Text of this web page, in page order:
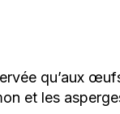
qu’aux
et les